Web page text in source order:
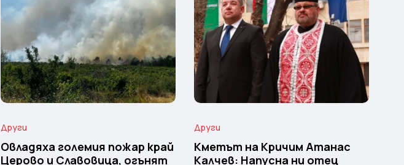
Други
Овладяха големия пожар край
Церово и Славовица, огънят
Други
Кметът на Кричим Атанас
Калчев: Напусна ни отец